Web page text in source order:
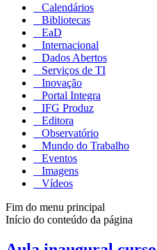
Calendários
Bibliotecas
EaD
Internacional
Dados Abertos
Serviços de TI
Inovação
Portal Integra
IFG Produz
Editora
Observatório
Mundo do Trabalho
Eventos
Imagens
Vídeos
Fim do menu principal
Início do conteúdo da página